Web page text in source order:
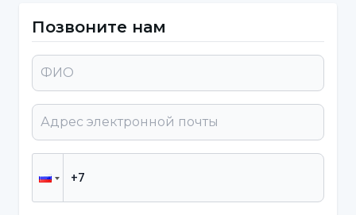
Гиперсомния (чрезмерное желание спать)
может иметь различные причины. Эти
причины включают физиологические,
психологические и экологические факторы.
Среди причин гиперсомнии можно
перечислить следующие факторы:
Позвоните нам